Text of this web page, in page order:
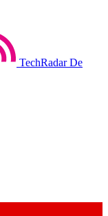
TechRadar De